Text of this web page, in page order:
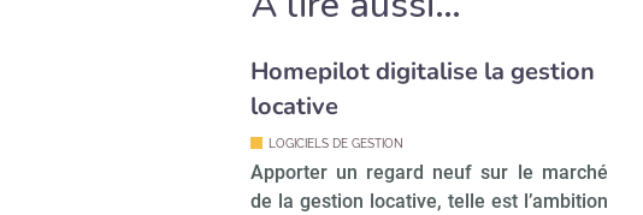
Homepilot digitalise la gestion
locative
LOGICIELS DE GESTION
Apporter un regard neuf sur le marché
de la gestion locative, telle est l’ambition